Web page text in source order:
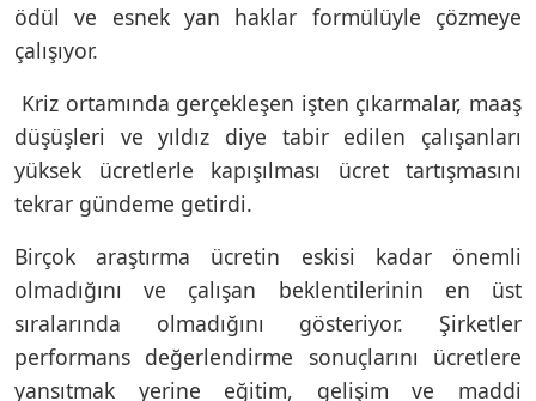
ödül ve esnek yan haklar formülüyle çözmeye
çalışıyor.
Kriz ortamında gerçekleşen işten çıkarmalar, maaş
düşüşleri ve yıldız diye tabir edilen çalışanları
yüksek ücretlerle kapışılması ücret tartışmasını
tekrar gündeme getirdi.
Birçok araştırma ücretin eskisi kadar önemli
olmadığını ve çalışan beklentilerinin en üst
sıralarında olmadığını gösteriyor. Şirketler
performans değerlendirme sonuçlarını ücretlere
yansıtmak yerine eğitim, gelişim ve maddi